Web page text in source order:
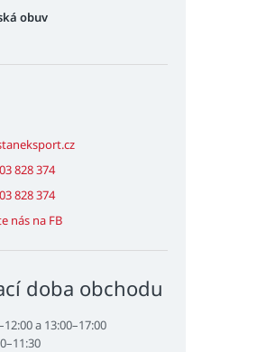
obuv
828 374
828 374
nás na FB
doba obchodu
a 13:00–17:00